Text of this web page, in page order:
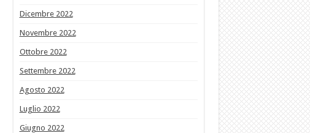
Dicembre 2022
Novembre 2022
Ottobre 2022
Settembre 2022
Agosto 2022
Luglio 2022
Giugno 2022